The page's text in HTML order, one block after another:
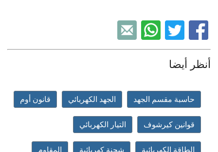
أنظر أيضا
حاسبة مقسم الجهد الجهد الكهربائي قانون أوم
قوانين كيرشوف التيار الكهربائي
الطاقة الكهربائية شحنة كهربائية المقاوم